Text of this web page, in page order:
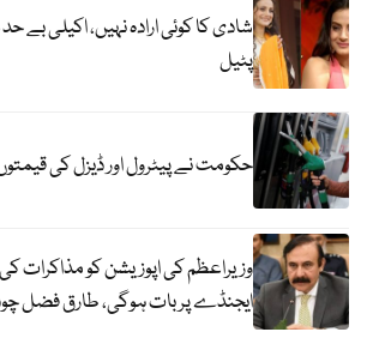
شادی کا کوئی ارادہ نہیں، اکیلی بے
پٹیل
حکومت نے پیٹرول اور ڈیزل کی
وزیراعظم کی اپوزیشن کو مذاکرات
ایجنڈے پر بات ہوگی، طارق فضل